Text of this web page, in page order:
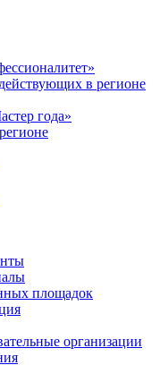
в регионе
года»
площадок
организации